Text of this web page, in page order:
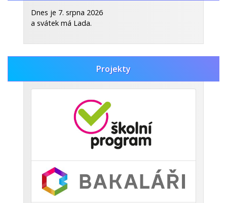
CELOROČNÍ DĚJEPISNÁ SOUTĚŽ.pdf
Dnes je 7. srpna 2026
a svátek má Lada.
Projekty